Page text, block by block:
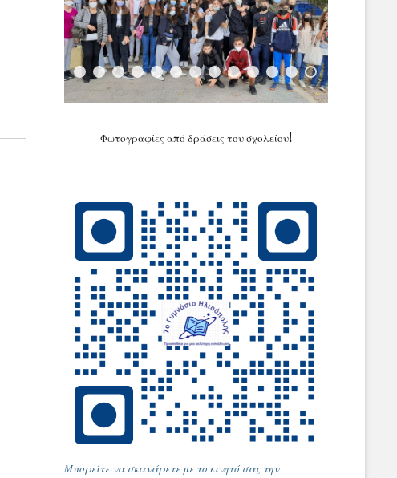
Φωτογραφίες από δράσεις του σχολείου!
Μπορείτε να σκανάρετε με το κινητό σας την